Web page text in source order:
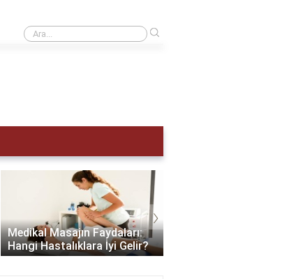
Adet hemen nasıl sökülür?
Medikal Masajın Faydaları:
Hangi Hastalıklara İyi Gelir?
›